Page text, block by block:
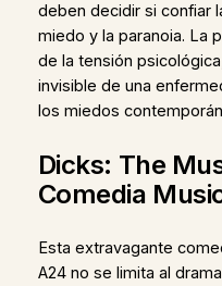
deben decidir si confiar
miedo y la paranoia. La
de la tensión
invisible de una
los miedos
Dicks: The
Comedia
Esta extravagante
A24 no se limita al